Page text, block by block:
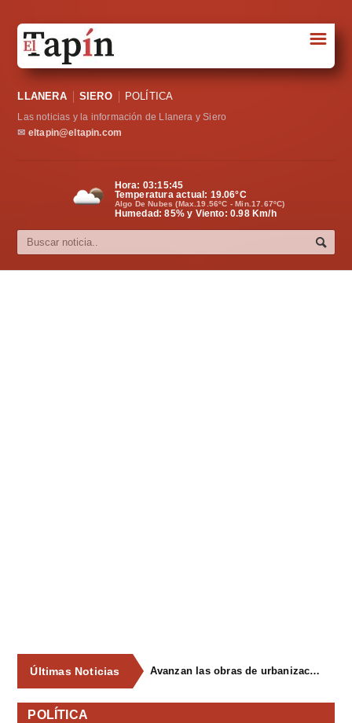
Sociedad
Política
Cultura
☰
LLANERA SIERO POLÍTICA
Las noticias y la información de Llanera y Siero
✉ eltapin@eltapin.com
Hora: 03:15:46
Temperatura actual: 19.06°C
Algo De Nubes (Max.19.56ºC - Min.17.67ºC)
Humedad: 85% y Viento: 0.98 Km/h
Últimas Noticias Avanzan las obras de urbanización del parque de La Reconquista, en los terrenos del antiguo matadero de Pola de Siero
POLÍTICA